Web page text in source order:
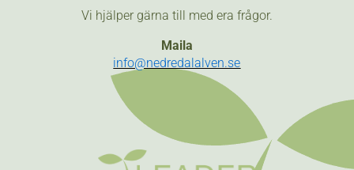
Vi hjälper gärna till med era frågor.
Maila
info@nedredalalven.se